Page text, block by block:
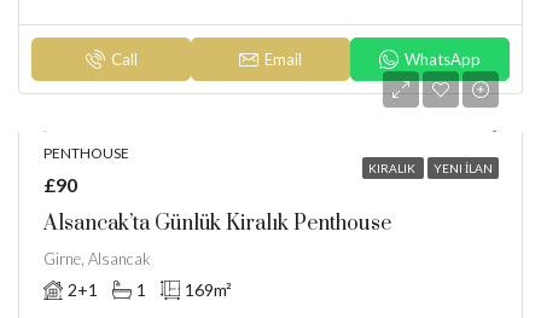
Call Email WhatsApp
KIRALIK YENI İLAN
PENTHOUSE
£90
Alsancak’ta Günlük Kiralık Penthouse
Girne, Alsancak
2+1 1 169m²